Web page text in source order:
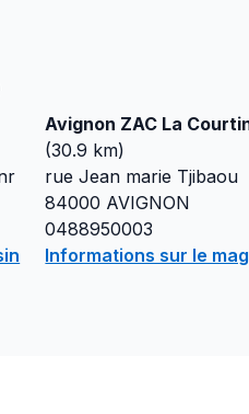
Avignon ZAC La
(30.9 km)
rue Jean marie Tjibaou
84000 AVIGNON
0488950003
Informations sur le